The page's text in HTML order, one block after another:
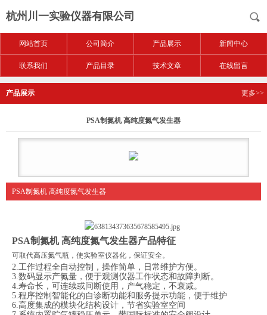
杭州川一实验仪器有限公司
网站首页 公司简介 产品展示 新闻中心
联系我们 产品目录 技术文章 在线留言
产品展示 更多>>
PSA制氮机 高纯度氮气发生器
PSA制氮机 高纯度氮气发生器
PSA制氮机 高纯度氮气发生器产品特征
可取代高压氮气瓶，使实验室仪器化，保证安全。
2. 工作过程全自动控制，操作简单，日常维护方便。
3. 数码显示产氮量，便于观测仪器工作状态和故障判断。
4. 寿命长，可连续或间断使用，产气稳定，不衰减。
5. 程序控制智能化的自诊断功能和服务提示功能，便于维护
6. 高度集成的模块化结构设计，节省实验室空间